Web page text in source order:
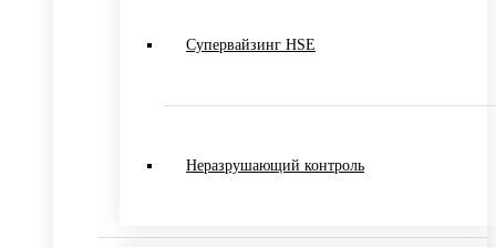
Супервайзинг HSE
Неразрушающий контроль